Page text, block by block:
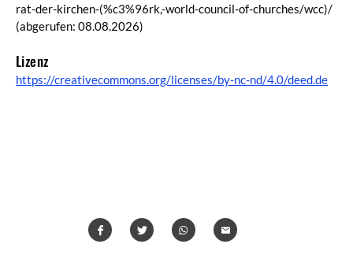
rat-der-kirchen-(%c3%96rk,-world-council-of-churches/wcc)/
(abgerufen: 08.08.2026)
Lizenz
https://creativecommons.org/licenses/by-nc-nd/4.0/deed.de